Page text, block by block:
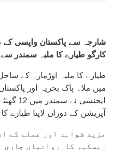
شارجہ سے پاکستان واپسی کے
کارگو طیارے کا ملبہ سمندر
میں ملا۔ پاک بحریہ اور
ایجنسی
آپریشن کے دوران لاپتا طیارے کا
مزید شواہد اور عملے کے
ریسکیو کارروائیاں جاری